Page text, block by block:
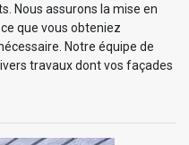
Nous assurons la mise en
que vous obteniez
Notre équipe de
travaux dont vos façades